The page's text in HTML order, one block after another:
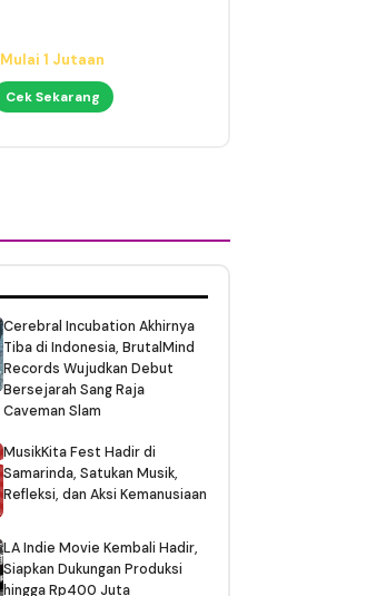
Mulai 1 Jutaan
Cek Sekarang
Cerebral Incubation Akhirnya
Tiba di Indonesia, BrutalMind
Records Wujudkan Debut
Bersejarah Sang Raja
Caveman Slam
MusikKita Fest Hadir di
Samarinda, Satukan Musik,
Refleksi, dan Aksi Kemanusiaan
LA Indie Movie Kembali Hadir,
Siapkan Dukungan Produksi
hingga Rp400 Juta